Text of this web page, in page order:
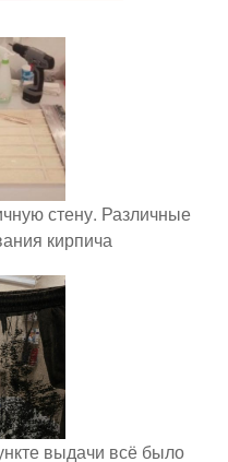
стену. Различные
кирпича
выдачи всё было